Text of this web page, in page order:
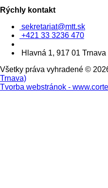
Rýchly kontakt
sekretariat@mtt.sk
+421 33 3236 470
Hlavná 1, 917 01 Trnava
Všetky práva vyhradené ©
Trnava)
Tvorba webstránok -